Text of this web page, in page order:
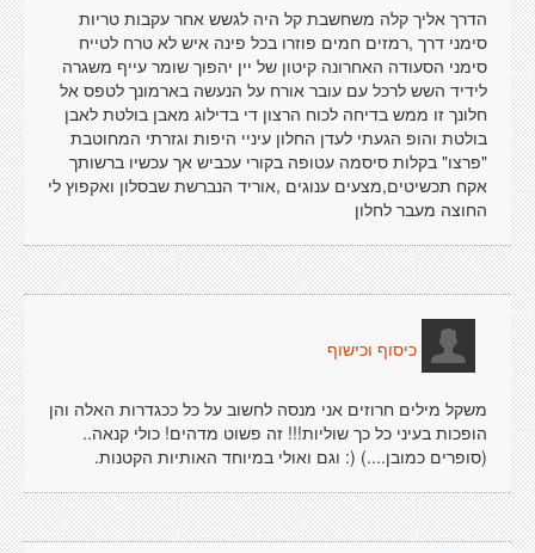
הדרך אליך קלה משחשבת קל היה לגשש אחר עקבות טריות
סימני דרך ,רמזים חמים פוזרו בכל פינה איש לא טרח לטייח
סימני הסעודה האחרונה קיטון של יין יהפוך שומר עייף משגרה
לידיד השש לרכל עם עובר אורח על הנעשה בארמונך לטפס אל
חלונך זו ממש בדיחה לכוח הרצון די בדילוג מאבן בולטת לאבן
בולטת והופ הגעתי לעדן החלון עיניי היפות וגזרתי המחוטבת
"פרצו" בקלות סיסמה עטופה בקורי עכביש אך עכשיו ברשותך
אקח תכשיטים,מצעים ענוגים ,אוריד הנברשת שבסלון ואקפוץ לי
החוצה מעבר לחלון
כיסוף וכישוף
משקל מילים חרוזים אני מנסה לחשוב על כל ככגדרות האלה והן
הופכות בעיני כל כך שוליות!!! זה פשוט מדהים! כולי קנאה..
(סופרים כמובן....) (: וגם ואולי במיוחד האותיות הקטנות.